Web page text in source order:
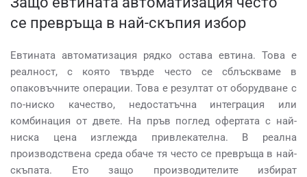
се превръща в най-скъпия избор
Евтината автоматизация рядко остава евтина. Това е
реалност, с която твърде често се сблъскваме в
опаковъчните операции. Това е резултат от оборудване с
по-ниско качество, недостатъчна интеграция или
комбинация от двете. На пръв поглед офертата с най-
ниска цена изглежда привлекателна. В реална
производствена среда обаче тя често се превръща в най-
скъпата. Ето защо производителите избират